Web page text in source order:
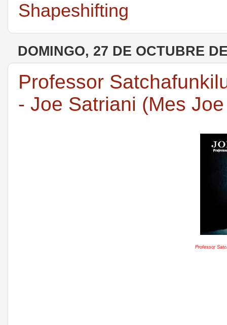
Shapeshifting
DOMINGO, 27 DE OCTUBRE
Professor
- Joe Satriani (Mes
Professor